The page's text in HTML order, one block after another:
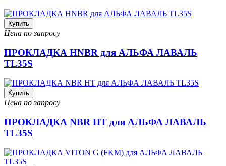
Купить
Цена по запросу
ПРОКЛАДКА HNBR для АЛЬФА ЛАВАЛЬ
TL35S
Купить
Цена по запросу
ПРОКЛАДКА NBR HT для АЛЬФА ЛАВАЛЬ
TL35S